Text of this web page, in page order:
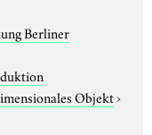
Berliner
Objekt›